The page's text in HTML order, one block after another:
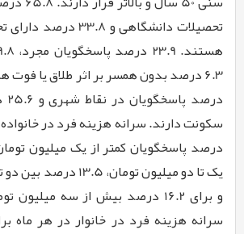
تحصیلات دانشگاهی و
یک تا دو میلیون تومان،
و برای 16.2 درصد بیش از سه
سرانه هزینه فرد در خانوار در هر ماه